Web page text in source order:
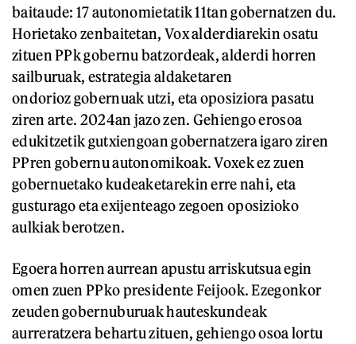
baitaude: 17 autonomietatik 11tan gobernatzen du.
Horietako zenbaitetan, Vox alderdiarekin osatu
zituen PPk gobernu batzordeak, alderdi horren
sailburuak, estrategia aldaketaren
ondorioz gobernuak utzi, eta oposiziora pasatu
ziren arte. 2024an jazo zen. Gehiengo erosoa
edukitzetik gutxiengoan gobernatzera igaro ziren
PPren gobernu autonomikoak. Voxek ez zuen
gobernuetako kudeaketarekin erre nahi, eta
gusturago eta exijenteago zegoen oposizioko
aulkiak berotzen.
Egoera horren aurrean apustu arriskutsua egin
omen zuen PPko presidente Feijook. Ezegonkor
zeuden gobernuburuak hauteskundeak
aurreratzera behartu zituen, gehiengo osoa lortu